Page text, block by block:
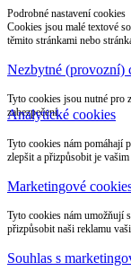
Podrobné nastavení cookies
Cookies jsou malé textové
těmito stránkami nebo
Nezbytné (provozní)
Tyto cookies jsou nutné pro
zabezpečení.
Analytické cookies
Tyto cookies nám pomáhají
zlepšit a přizpůsobit je vašim
Marketingové
Tyto cookies nám umožňují
přizpůsobit naši reklamu
Souhlas s